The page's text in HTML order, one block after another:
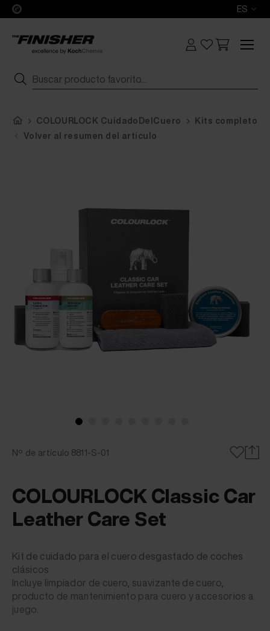
ES
COLOURLOCK CuidadoDelCuero
Kits completos
Volver al resumen del artículo
Nº de artículo 8811-S-01
COLOURLOCK Classic Car
Leather Care Set
Kit de cuidado para el cuero desgastado de coches
clásicos
Incluye limpiador de cuero, suavizante de cuero,
producto de mantenimiento para cuero y accesorios a
juego.